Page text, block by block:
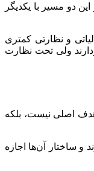
دو مسیر با یکدیگر
و نظارتی کمتری
ولی تحت نظارت
اصلی نیست، بلکه
ساختار آن‌ها اجازه